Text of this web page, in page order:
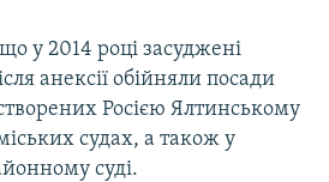
у 2014 році засуджені
анексії обійняли посади
Росією Ялтинському
судах, а також у
суді.